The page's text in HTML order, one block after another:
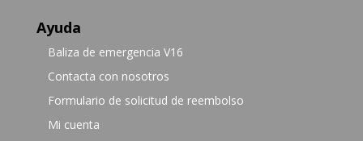
Ayuda
Baliza de emergencia V16
Contacta con nosotros
Formulario de solicitud de reembolso
Mi cuenta